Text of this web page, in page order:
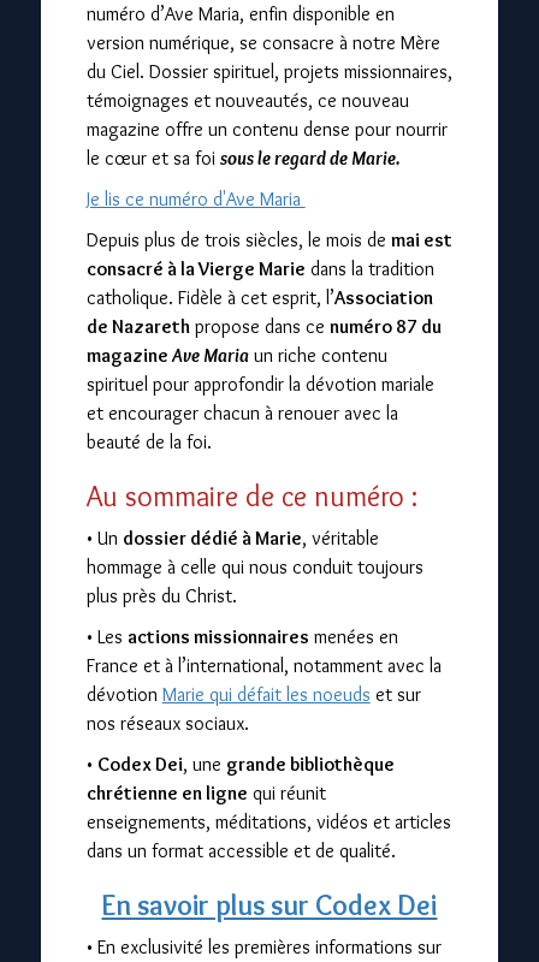
numéro d’Ave Maria, enfin disponible en
version numérique, se consacre à notre Mère
du Ciel. Dossier spirituel, projets missionnaires,
témoignages et nouveautés, ce nouveau
magazine offre un contenu dense pour nourrir
le cœur et sa foi sous le regard de Marie.
Je lis ce numéro d'Ave Maria
Depuis plus de trois siècles, le mois de mai est
consacré à la Vierge Marie dans la tradition
catholique. Fidèle à cet esprit, l’Association
de Nazarethpropose dans ce numéro 87 du
magazine Ave Mariaun riche contenu
spirituel pour approfondir la dévotion mariale
et encourager chacun à renouer avec la
beauté de la foi.
Au sommaire de ce numéro :
• Un dossier dédié à Marie, véritable
hommage à celle qui nous conduit toujours
plus près du Christ.
• Les actions missionnaires menées en
France et à l’international, notamment avec la
dévotion Marie qui défait les noeuds et sur
nos réseaux sociaux.
• Codex Dei, une grande bibliothèque
chrétienne en ligne qui réunit
enseignements, méditations, vidéos et articles
dans un format accessible et de qualité.
En savoir plus sur Codex Dei
• En exclusivité les premières informations sur